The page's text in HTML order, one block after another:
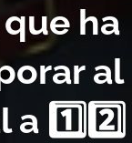
ha
al
1️⃣2️⃣